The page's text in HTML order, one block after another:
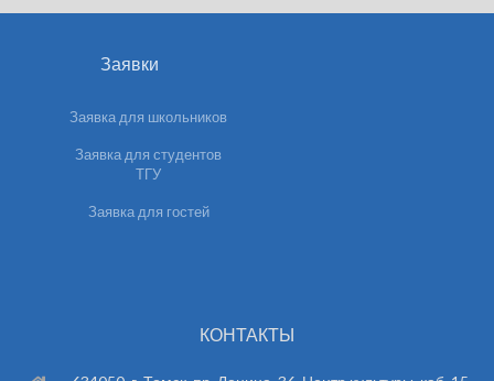
Заявки
Заявка для школьников
Заявка для студентов
ТГУ
Заявка для гостей
КОНТАКТЫ